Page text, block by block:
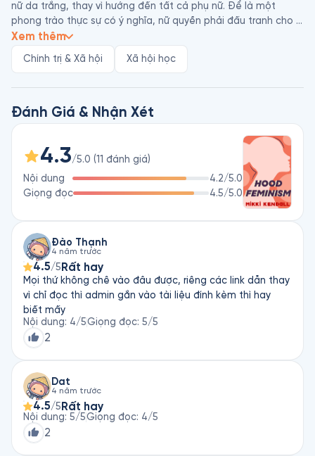
nữ da trắng, thay vì hướng đến tất cả phụ nữ. Để là một
phong trào thực sự có ý nghĩa, nữ quyền phải đấu tranh cho
những phụ nữ yếu thế và chịu nhiều thiệt thòi nhất trong xã
Tác giả Mikki Kendall sinh năm 1976, là nhà hoạt động xã hội
xuất hiện trên The Guardian, Washington Post, Boston Globe,
Time, NBC và nhiều tờ báo uy tín khác.
Xem thêm
Chính trị & Xã hội Xã hội học
Đánh Giá & Nhận Xét
4.3/5.0 (11 đánh giá)
Nội dung
4.2/5.0
Giọng đọc
4.5/5.0
Đào Thạnh
4 năm trước
4.5/5 Rất hay
Mọi thứ không chê vào đâu được, riêng các link dẫn thay
vì chỉ đọc thì admin gắn vào tài liệu đính kèm thì hay
biết mấy
Nội dung: 4/5Giọng đọc: 5/5
2
Dat
4 năm trước
4.5/5 Rất hay
Nội dung: 5/5Giọng đọc: 4/5
2